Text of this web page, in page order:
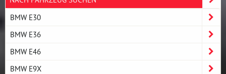
BMW E30
BMW E36
BMW E46
BMW E9X